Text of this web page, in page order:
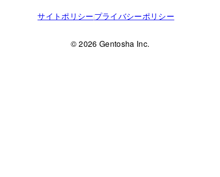
サイトポリシープライバシーポリシー
© 2026 Gentosha Inc.